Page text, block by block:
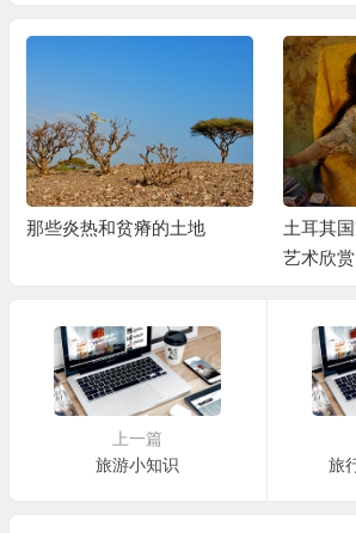
那些炎热和贫瘠的土地
土耳其
艺术欣赏
上一篇
旅游小知识
旅